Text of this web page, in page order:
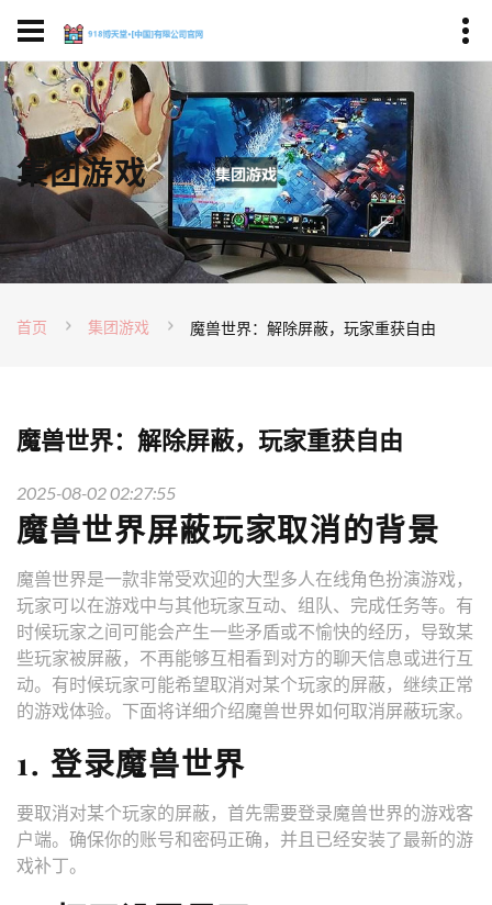
集团游戏
首页 集团游戏 魔兽世界：解除屏蔽，玩家重获自由
魔兽世界：解除屏蔽，玩家重获自由
2025-08-02 02:27:55
魔兽世界屏蔽玩家取消的背景
魔兽世界是一款非常受欢迎的大型多人在线角色扮演游戏，
玩家可以在游戏中与其他玩家互动、组队、完成任务等。有
时候玩家之间可能会产生一些矛盾或不愉快的经历，导致某
些玩家被屏蔽，不再能够互相看到对方的聊天信息或进行互
动。有时候玩家可能希望取消对某个玩家的屏蔽，继续正常
的游戏体验。下面将详细介绍魔兽世界如何取消屏蔽玩家。
1. 登录魔兽世界
要取消对某个玩家的屏蔽，首先需要登录魔兽世界的游戏客
户端。确保你的账号和密码正确，并且已经安装了最新的游
戏补丁。